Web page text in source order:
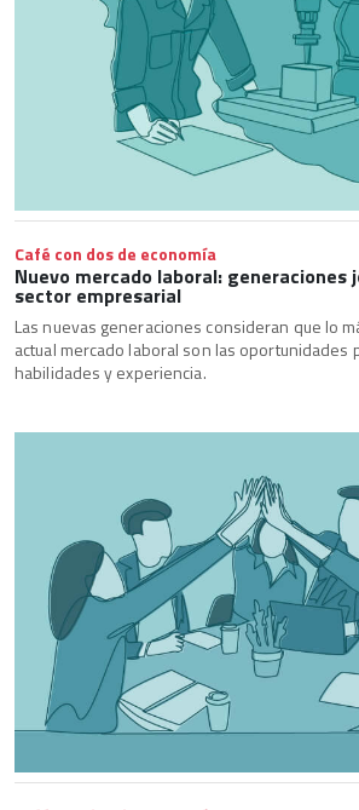
Café con dos de economía
Nuevo mercado laboral: generaciones
sector empresarial
Las nuevas generaciones consideran que lo
actual mercado laboral son las oportunidades
habilidades y experiencia.